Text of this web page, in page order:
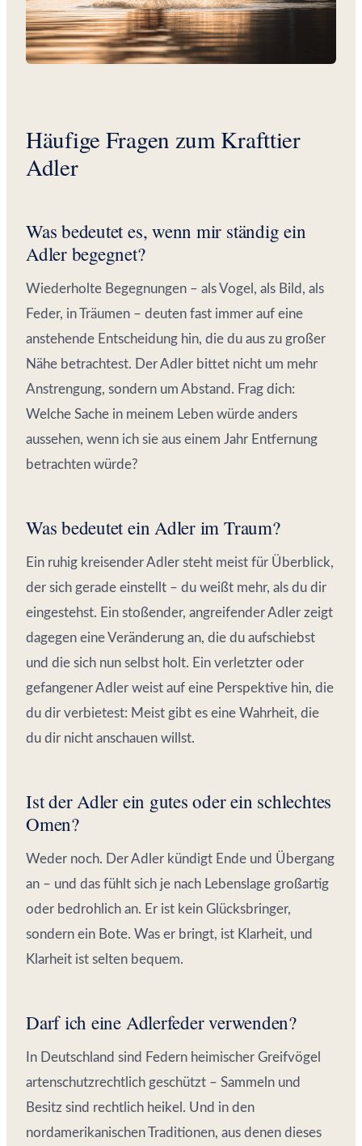
Häufige Fragen zum Krafttier
Adler
Was bedeutet es, wenn mir ständig ein
Adler begegnet?
Wiederholte Begegnungen – als Vogel, als Bild, als
Feder, in Träumen – deuten fast immer auf eine
anstehende Entscheidung hin, die du aus zu großer
Nähe betrachtest. Der Adler bittet nicht um mehr
Anstrengung, sondern um Abstand. Frag dich:
Welche Sache in meinem Leben würde anders
aussehen, wenn ich sie aus einem Jahr Entfernung
betrachten würde?
Was bedeutet ein Adler im Traum?
Ein ruhig kreisender Adler steht meist für Überblick,
der sich gerade einstellt – du weißt mehr, als du dir
eingestehst. Ein stoßender, angreifender Adler zeigt
dagegen eine Veränderung an, die du aufschiebst
und die sich nun selbst holt. Ein verletzter oder
gefangener Adler weist auf eine Perspektive hin, die
du dir verbietest: Meist gibt es eine Wahrheit, die
du dir nicht anschauen willst.
Ist der Adler ein gutes oder ein schlechtes
Omen?
Weder noch. Der Adler kündigt Ende und Übergang
an – und das fühlt sich je nach Lebenslage großartig
oder bedrohlich an. Er ist kein Glücksbringer,
sondern ein Bote. Was er bringt, ist Klarheit, und
Klarheit ist selten bequem.
Darf ich eine Adlerfeder verwenden?
In Deutschland sind Federn heimischer Greifvögel
artenschutzrechtlich geschützt – Sammeln und
Besitz sind rechtlich heikel. Und in den
nordamerikanischen Traditionen, aus denen dieses